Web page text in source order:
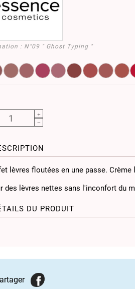
: N°09 " Ghost Typing "
EL958484.01
EL958486.02
EL958488.03
EL958492.05
EL958494.06
EL959369.07
EL958472.08
lèvres floutées en une passe. Crème
des lèvres nettes sans l'inconfort du
DU PRODUIT